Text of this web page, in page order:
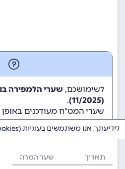
לשימושכם,
(11/2025)
.
שערי המט"ח מעודכנים באופן
לשימוש גולשי ומשתמשי
תאריך שער המרה
לידיעתך, אנו משתמשים בעוגיות (cookies) באתר זה.